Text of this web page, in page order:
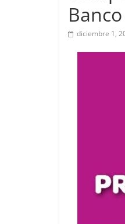
diciembre 1,